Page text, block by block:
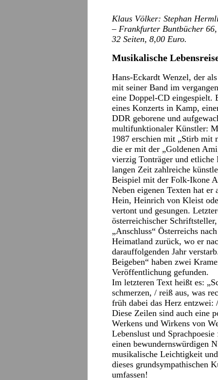
Klaus Völker: Stephan
– Frankfurter Buntbücher
32 Seiten, 8,00 Euro.
Musikalische
Hans-Eckardt Wenzel, der
mit seiner Band im
eine Doppel-CD eingespielt.
eines Konzerts in Kamp,
DDR geborene und
multifunktionaler Künstler:
1987 erschien mit „Stirb mit
die er mit der „Goldenen
vierzig Tonträger und etliche
langen Zeit zahlreiche
Beispiel mit der Folk-Ikone
Neben eigenen Texten hat
Hein, Heinrich von Kleist
vertont und gesungen.
österreichischer
„Anschluss“ Österreichs
Heimatland zurück, wo er
darauffolgenden Jahr
Beigeben“ haben zwei
Veröffentlichung gefunden.
Im letzteren Text heißt es:
schmerzen, / reiß aus, was
früh dabei das Herz entzwei:
Diese Zeilen sind auch eine
Werkens und Wirkens von
Lebenslust und
einen bewundernswürdigen
musikalische Leichtigkeit
dieses grundsympathischen
umfassen!